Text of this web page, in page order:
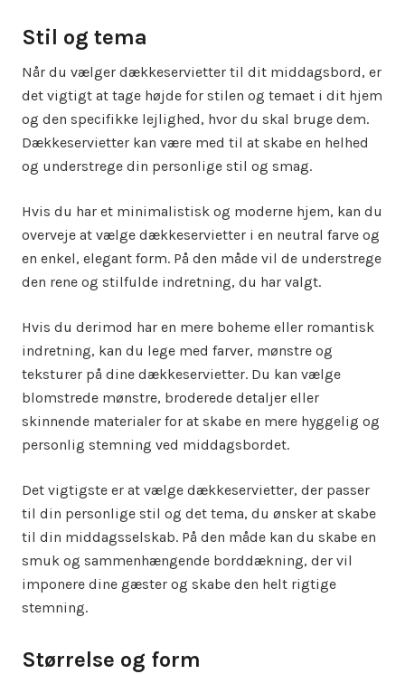
Stil og tema
Når du vælger dækkeservietter til dit middagsbord, er
det vigtigt at tage højde for stilen og temaet i dit hjem
og den specifikke lejlighed, hvor du skal bruge dem.
Dækkeservietter kan være med til at skabe en helhed
og understrege din personlige stil og smag.
Hvis du har et minimalistisk og moderne hjem, kan du
overveje at vælge dækkeservietter i en neutral farve og
en enkel, elegant form. På den måde vil de understrege
den rene og stilfulde indretning, du har valgt.
Hvis du derimod har en mere boheme eller romantisk
indretning, kan du lege med farver, mønstre og
teksturer på dine dækkeservietter. Du kan vælge
blomstrede mønstre, broderede detaljer eller
skinnende materialer for at skabe en mere hyggelig og
personlig stemning ved middagsbordet.
Det vigtigste er at vælge dækkeservietter, der passer
til din personlige stil og det tema, du ønsker at skabe
til din middagsselskab. På den måde kan du skabe en
smuk og sammenhængende borddækning, der vil
imponere dine gæster og skabe den helt rigtige
stemning.
Størrelse og form